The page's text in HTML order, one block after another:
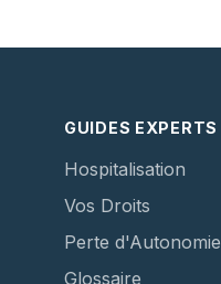
GUIDES EXPERTS
Hospitalisation
Vos Droits
Perte d'Autonomie
Glossaire